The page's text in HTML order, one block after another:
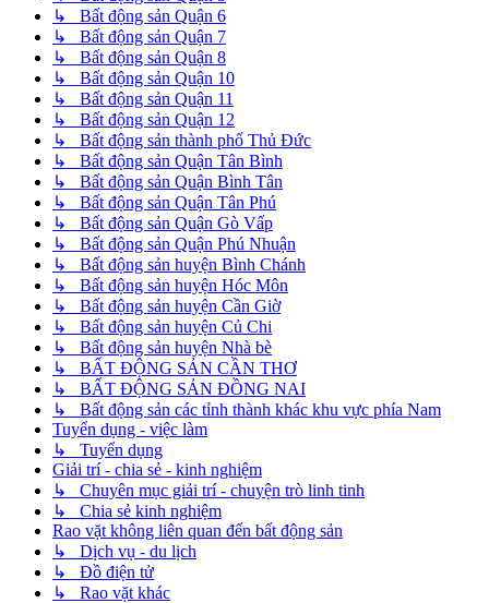
↳ Bất động sản Quận 6
↳ Bất động sản Quận 7
↳ Bất động sản Quận 8
↳ Bất động sản Quận 10
↳ Bất động sản Quận 11
↳ Bất động sản Quận 12
↳ Bất động sản thành phố Thủ Đức
↳ Bất động sản Quận Tân Bình
↳ Bất động sản Quận Bình Tân
↳ Bất động sản Quận Tân Phú
↳ Bất động sản Quận Gò Vấp
↳ Bất động sản Quận Phú Nhuận
↳ Bất động sản huyện Bình Chánh
↳ Bất động sản huyện Hóc Môn
↳ Bất động sản huyện Cần Giờ
↳ Bất động sản huyện Củ Chi
↳ Bất động sản huyện Nhà bè
↳ BẤT ĐỘNG SẢN CẦN THƠ
↳ BẤT ĐỘNG SẢN ĐỒNG NAI
↳ Bất động sản các tỉnh thành khác khu vực phía Nam
Tuyển dụng - việc làm
↳ Tuyển dụng
Giải trí - chia sẻ - kinh nghiệm
↳ Chuyên mục giải trí - chuyện trò linh tinh
↳ Chia sẻ kinh nghiệm
Rao vặt không liên quan đến bất động sản
↳ Dịch vụ - du lịch
↳ Đồ điện tử
↳ Rao vặt khác